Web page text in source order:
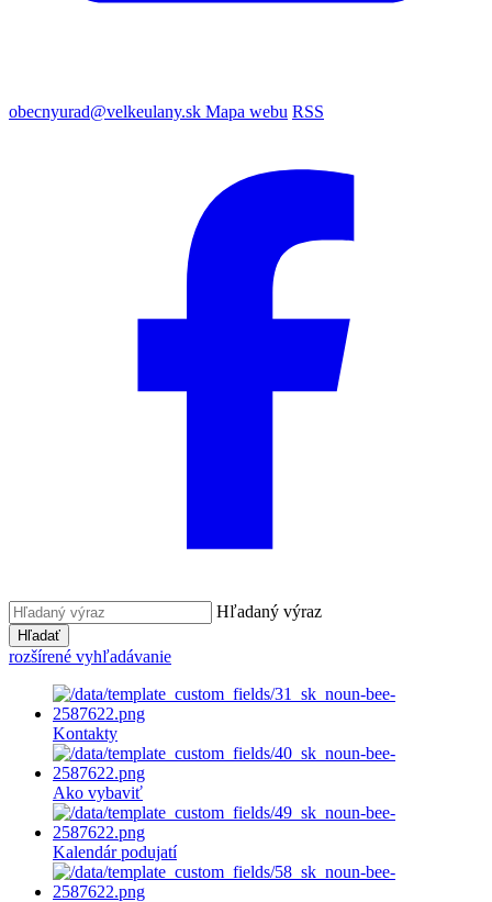
obecnyurad@velkeulany.sk Mapa webu RSS
Hľadaný výraz
Hľadať
rozšírené vyhľadávanie
Kontakty
Ako vybaviť
Kalendár podujatí